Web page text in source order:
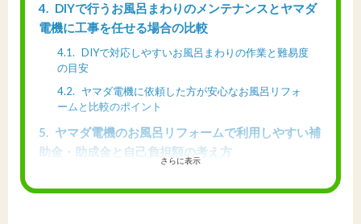
4
DIYで行うお風呂まわりのメンテナンスとヤマダ
電機に工事を任せる場合の比較
4.1
DIYで対応しやすいお風呂まわりの作業と難易度
の目安
4.2
ヤマダ電機に依頼した方が安心なお風呂リフォ
ームと比較のポイント
5
ヤマダ電機のお風呂リフォームで利用しやすい補
助金・助成金と自己負担額の考え方
的なイメージ
さらに表示